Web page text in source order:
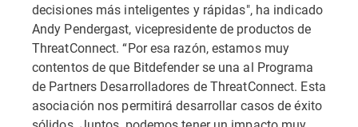
decisiones más inteligentes y rápidas", ha indicado
Andy Pendergast, vicepresidente de productos de
ThreatConnect. “Por esa razón, estamos muy
contentos de que Bitdefender se una al Programa
de Partners Desarrolladores de ThreatConnect. Esta
asociación nos permitirá desarrollar casos de éxito